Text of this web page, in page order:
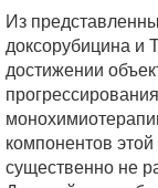
Из
доксорубицина и
достижении
компонентов
существенно не